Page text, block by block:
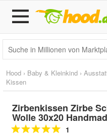
Hood › Baby & Kleinkind ›
Kissen
Zirbenkissen Zirbe
Wolle 30x20
1